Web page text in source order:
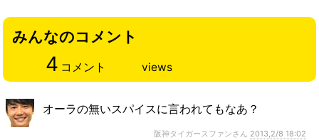
みんなのコメント
4 コメント views
オーラの無いスパイスに言われてもなあ？
阪神タイガースファンさん 2013,2/8 18:02